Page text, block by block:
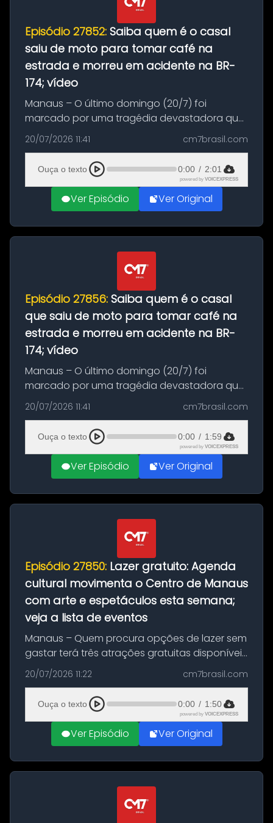
Episódio 27852: Saiba quem é o casal
saiu de moto para tomar café na
estrada e morreu em acidente na BR-
174; vídeo
Manaus – O último domingo (20/7) foi
marcado por uma tragédia devastadora que
resultou na morte precoce de dois jovens na
BR-174, na zona rural de Manaus. Um passeio
com destino a um típico café regio...
20/07/2026 11:41 cm7brasil.com
Ouça o texto 0:00 / 2:01
powered by VOICEXPRESS
Ver Episódio Ver Original
Episódio 27856: Saiba quem é o casal
que saiu de moto para tomar café na
estrada e morreu em acidente na BR-
174; vídeo
Manaus – O último domingo (20/7) foi
marcado por uma tragédia devastadora que
resultou na morte precoce de dois jovens na
BR-174, na zona rural de Manaus. Um passeio
com destino a um típico café regio...
20/07/2026 11:41 cm7brasil.com
Ouça o texto 0:00 / 1:59
powered by VOICEXPRESS
Ver Episódio Ver Original
Episódio 27850: Lazer gratuito: Agenda
cultural movimenta o Centro de Manaus
com arte e espetáculos esta semana;
veja a lista de eventos
Manaus – Quem procura opções de lazer sem
gastar terá três atrações gratuitas disponíveis
entre esta segunda-feira (20) e quinta-feira
(23). A programação inclui uma exposição
dedicada à história das ...
20/07/2026 11:22 cm7brasil.com
Ouça o texto 0:00 / 1:50
powered by VOICEXPRESS
Ver Episódio Ver Original